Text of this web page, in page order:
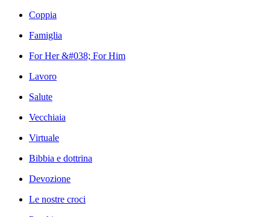
Coppia
Famiglia
For Her &#038; For Him
Lavoro
Salute
Vecchiaia
Virtuale
Bibbia e dottrina
Devozione
Le nostre croci